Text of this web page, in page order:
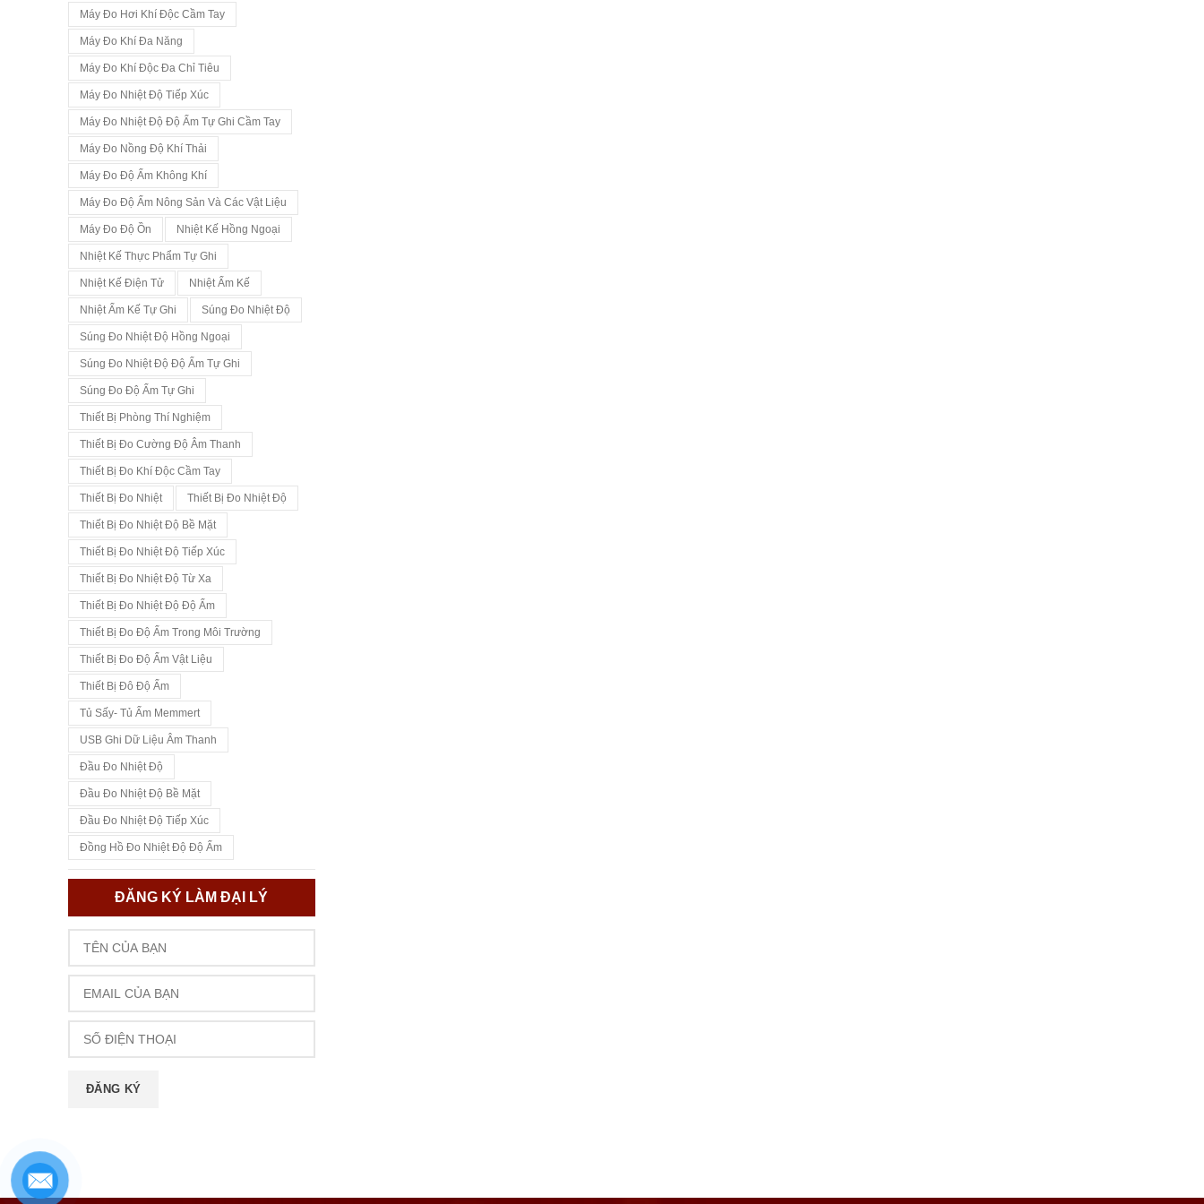
Máy Đo Hơi Khí Độc Cầm Tay
Máy Đo Khí Đa Năng
Máy Đo Khí Độc Đa Chỉ Tiêu
Máy Đo Nhiệt Độ Tiếp Xúc
Máy Đo Nhiệt Độ Độ Ẩm Tự Ghi Cầm Tay
Máy Đo Nồng Độ Khí Thải
Máy Đo Độ Ẩm Không Khí
Máy Đo Độ Ẩm Nông Sản Và Các Vật Liệu
Máy Đo Độ Ồn Nhiệt Kế Hồng Ngoại
Nhiệt Kế Thực Phẩm Tự Ghi
Nhiệt Kế Điện Tử Nhiệt Ẩm Kế
Nhiệt Ẩm Kế Tự Ghi Súng Đo Nhiệt Độ
Súng Đo Nhiệt Độ Hồng Ngoại
Súng Đo Nhiệt Độ Độ Ẩm Tự Ghi
Súng Đo Độ Ẩm Tự Ghi
Thiết Bị Phòng Thí Nghiệm
Thiết Bị Đo Cường Độ Âm Thanh
Thiết Bị Đo Khí Độc Cầm Tay
Thiết Bị Đo Nhiệt Thiết Bị Đo Nhiệt Độ
Thiết Bị Đo Nhiệt Độ Bề Mặt
Thiết Bị Đo Nhiệt Độ Tiếp Xúc
Thiết Bị Đo Nhiệt Độ Từ Xa
Thiết Bị Đo Nhiệt Độ Độ Ẩm
Thiết Bị Đo Độ Ẩm Trong Môi Trường
Thiết Bị Đo Độ Ẩm Vật Liệu
Thiết Bị Đô Độ Ẩm
Tủ Sấy- Tủ Ấm Memmert
USB Ghi Dữ Liệu Âm Thanh
Đầu Đo Nhiệt Độ
Đầu Đo Nhiệt Độ Bề Mặt
Đầu Đo Nhiệt Độ Tiếp Xúc
Đồng Hồ Đo Nhiệt Độ Độ Ẩm
ĐĂNG KÝ LÀM ĐẠI LÝ